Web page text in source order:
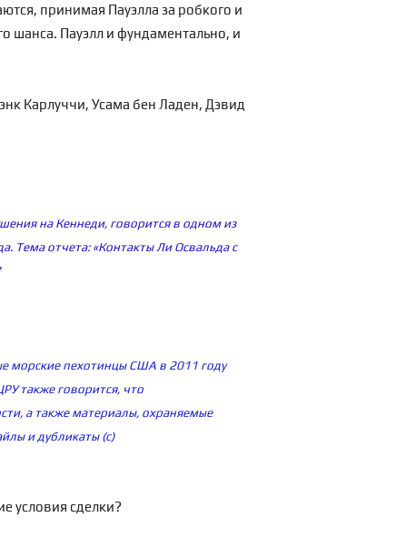
принимая Пауэлла за робкого и
шанса. Пауэлл и фундаментально, и
Карлуччи, Усама бен Ладен, Дэвид
на Кеннеди, говорится в одном из
Тема отчета: «Контакты Ли Освальда с
морские пехотинцы США в 2011 году
также говорится, что
а также материалы, охраняемые
и дубликаты (с)
условия сделки?